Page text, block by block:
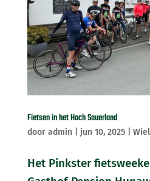
Fietsen in het Hoch Sauerland
door admin jun 10, 2025|
Het Pinkster